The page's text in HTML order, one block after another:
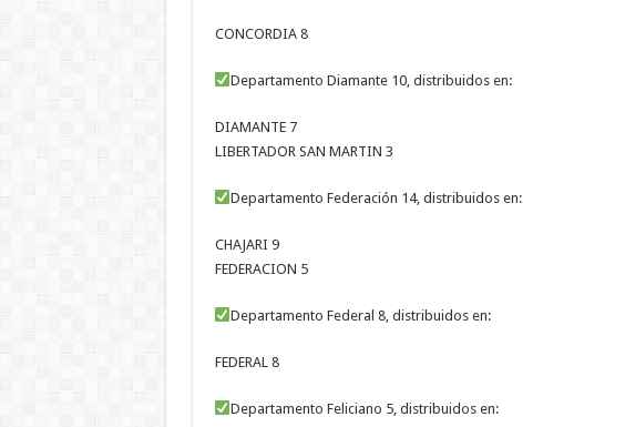
CONCORDIA 8
Departamento Diamante 10, distribuidos en:
DIAMANTE 7
LIBERTADOR SAN MARTIN 3
Departamento Federación 14, distribuidos en:
CHAJARI 9
FEDERACION 5
Departamento Federal 8, distribuidos en:
FEDERAL 8
Departamento Feliciano 5, distribuidos en: